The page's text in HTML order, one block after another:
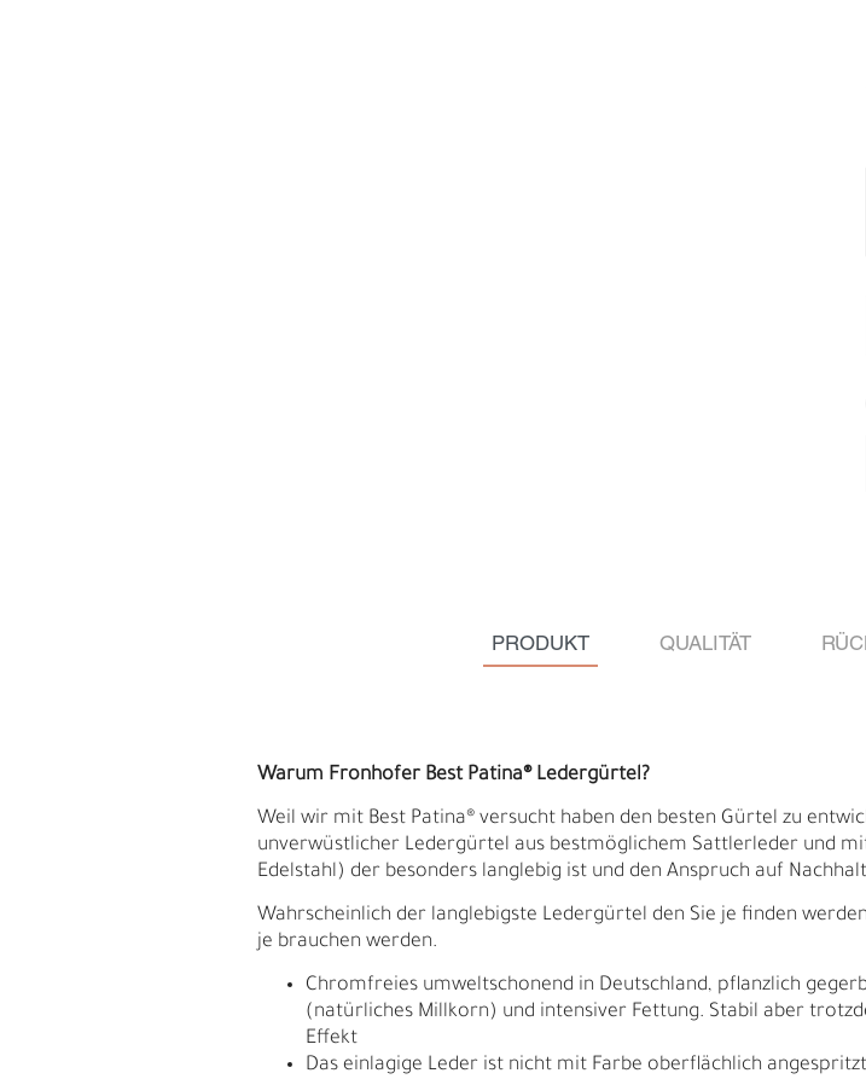
S
PRODUKT QUALITÄT
Warum Fronhofer Best Patina® Ledergürtel?
Weil wir mit Best Patina® versucht haben den besten Gürtel zu
unverwüstlicher Ledergürtel aus bestmöglichem Sattlerleder und
Edelstahl) der besonders langlebig ist und den Anspruch auf
Wahrscheinlich der langlebigste Ledergürtel den Sie je finden
je brauchen werden.
Chromfreies umweltschonend in Deutschland, pflanzlich
(natürliches Millkorn) und intensiver Fettung. Stabil aber
Effekt
Das einlagige Leder ist nicht mit Farbe oberflächlich